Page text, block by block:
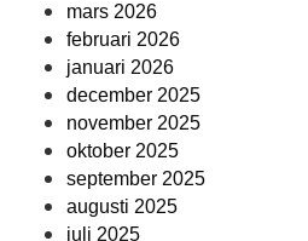
mars 2026
februari 2026
januari 2026
december 2025
november 2025
oktober 2025
september 2025
augusti 2025
juli 2025